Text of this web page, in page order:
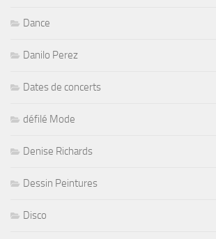
Dance
Danilo Perez
Dates de concerts
défilé Mode
Denise Richards
Dessin Peintures
Disco